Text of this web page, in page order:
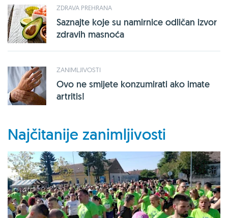
ZDRAVA PREHRANA
Saznajte koje su namirnice odličan izvor
zdravih masnoća
ZANIMLJIVOSTI
Ovo ne smijete konzumirati ako imate
artritis!
Najčitanije zanimljivosti